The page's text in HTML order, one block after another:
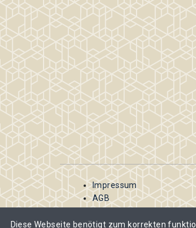
Impressum
AGB
Diese Webseite benötigt zum korrekten